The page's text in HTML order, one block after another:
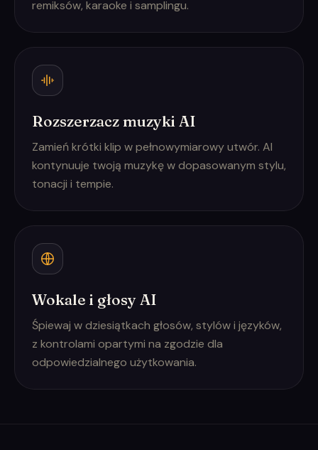
remiksów, karaoke i samplingu.
Rozszerzacz muzyki AI
Zamień krótki klip w pełnowymiarowy utwór. AI
kontynuuje twoją muzykę w dopasowanym stylu,
tonacji i tempie.
Wokale i głosy AI
Śpiewaj w dziesiątkach głosów, stylów i języków,
z kontrolami opartymi na zgodzie dla
odpowiedzialnego użytkowania.